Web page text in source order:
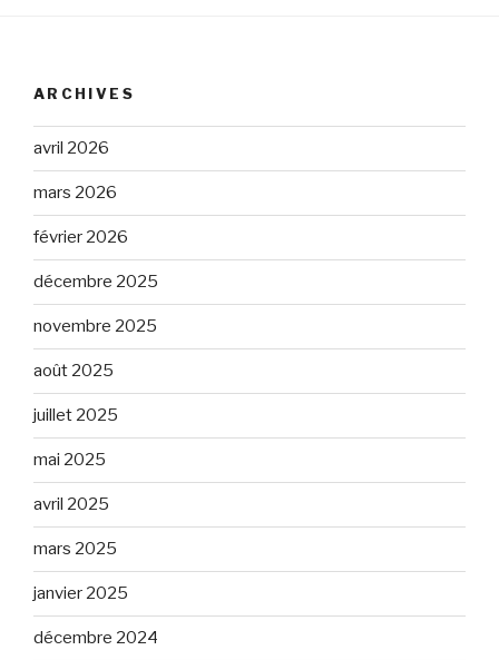
ARCHIVES
avril 2026
mars 2026
février 2026
décembre 2025
novembre 2025
août 2025
juillet 2025
mai 2025
avril 2025
mars 2025
janvier 2025
décembre 2024